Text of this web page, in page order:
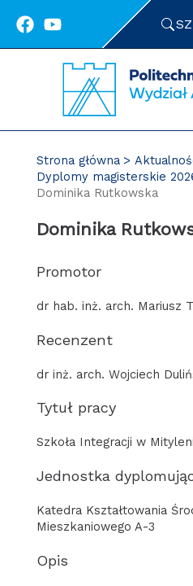
Strona główna
Dyplomy magisterskie
Dominika Rutkowska
Dominika
Promotor
dr hab. inż. arch. Mariusz
Recenzent
dr inż. arch. Wojciech
Tytuł pracy
Szkoła Integracji w
Jednostka
Katedra Kształtowania
Mieszkaniowego A-3
Opis